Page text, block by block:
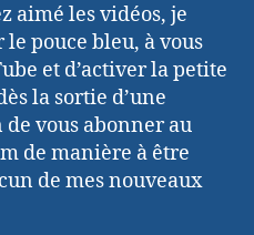
aimé les vidéos, je
pouce bleu, à vous
et d’activer la petite
la sortie d’une
vous abonner au
de manière à être
de mes nouveaux